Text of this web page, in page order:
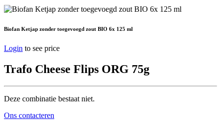
Biofan Ketjap zonder toegevoegd zout BIO 6x 125 ml
Login to see price
Trafo Cheese Flips ORG 75g
Deze combinatie bestaat niet.
Ons contacteren